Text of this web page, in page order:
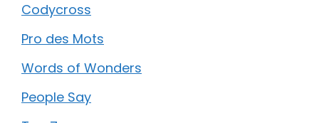
Codycross
Pro des Mots
Words of Wonders
People Say